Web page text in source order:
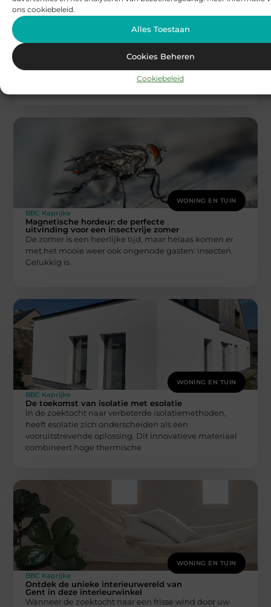
ons cookiebeleid.
Alles Toestaan
Cookies Beheren
Cookiebeleid
Wanneer u tuinstoelen kopen overweegt voor een
compacte tuin of een knus balkon, is het essentieel om
WONING EN TUIN
BBC Kaprijke
Magnetische hordeur: de perfecte
uitvinding voor een insectvrije zomer
De zomer is een heerlijke tijd, maar helaas komen er
met het mooie weer ook ongenode gasten: insecten.
Gelukkig is
WONING EN TUIN
BBC Kaprijke
De toekomst van isolatie met esolatie
In de zoektocht naar verbeterde isolatiemethoden,
heeft esolatie zich onderscheiden als een
vooruitstrevende oplossing. Dit innovatieve materiaal
combineert hoge thermische
WONING EN TUIN
BBC Kaprijke
Ontdek de unieke interieurwereld van
Gent in deze interieurwinkel
Wanneer de zoektocht naar een frisse wind door uw